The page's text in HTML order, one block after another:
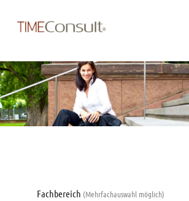
Fachbereich (Mehrfachauswahl möglich)